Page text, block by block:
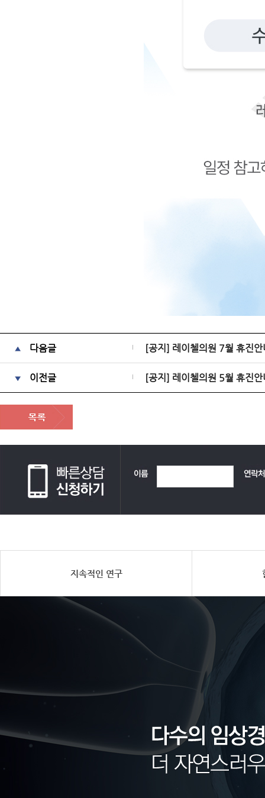
다음글 ​[공지] 레이첼의원 7월 휴진안
이전글 [공지] 레이첼의원 5월 휴진안
지속적인 연구